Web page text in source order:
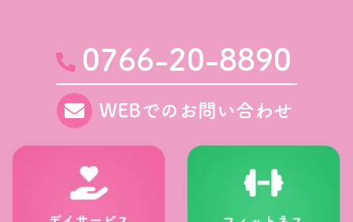
0766-20-8890
WEBでのお問い合わせ